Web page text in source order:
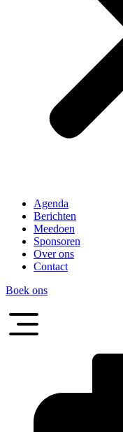
Agenda
Berichten
Meedoen
Sponsoren
Over ons
Contact
Boek ons